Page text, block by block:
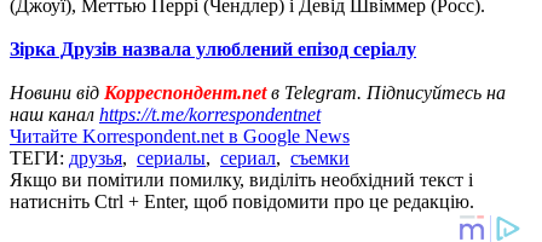
(Джоуї), Меттью Перрі (Чендлер) і Девід Швіммер (Росс).
Зірка Друзів назвала улюблений епізод серіалу
Новини від Корреспондент.netв Telegram. Підписуйтесь на
наш канал https://t.me/korrespondentnet
Читайте Korrespondent.net в Google News
ТЕГИ: друзья, сериалы, сериал, съемки
Якщо ви помітили помилку, виділіть необхідний текст і
натисніть Ctrl + Enter, щоб повідомити про це редакцію.